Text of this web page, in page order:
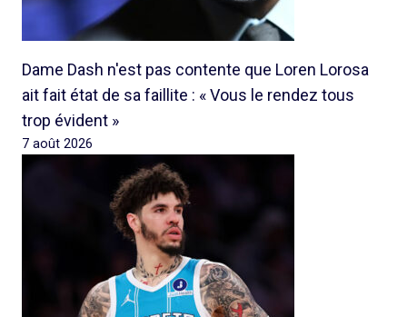
Dame Dash n'est pas contente que Loren Lorosa
ait fait état de sa faillite : « Vous le rendez tous
trop évident »
7 août 2026